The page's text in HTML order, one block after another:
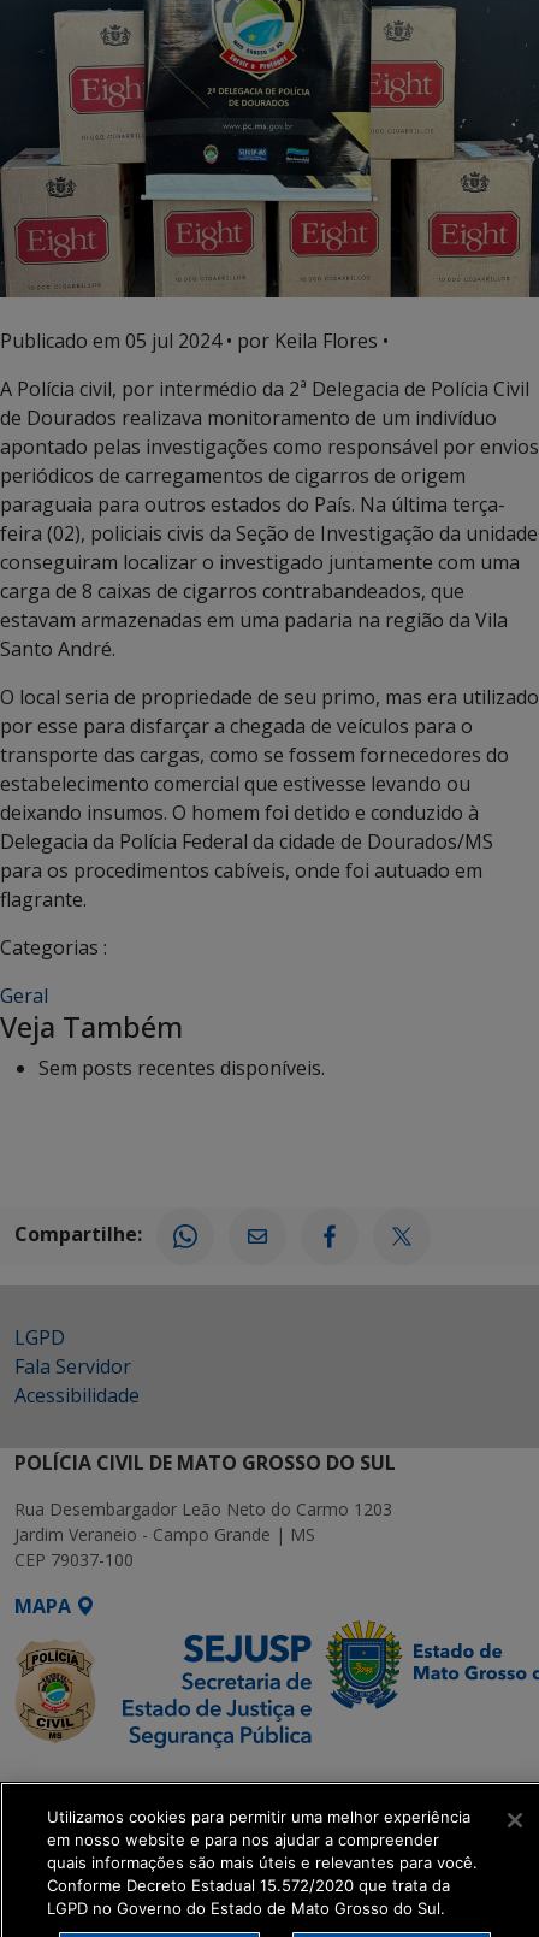
Publicado em 05 jul 2024• por Keila Flores •
A Polícia civil, por intermédio da 2ª Delegacia de Polícia Civil
de Dourados realizava monitoramento de um indivíduo
apontado pelas investigações como responsável por envios
periódicos de carregamentos de cigarros de origem
paraguaia para outros estados do País. Na última terça-
feira (02), policiais civis da Seção de Investigação da unidade
conseguiram localizar o investigado juntamente com uma
carga de 8 caixas de cigarros contrabandeados, que
estavam armazenadas em uma padaria na região da Vila
Santo André.
O local seria de propriedade de seu primo, mas era utilizado
por esse para disfarçar a chegada de veículos para o
transporte das cargas, como se fossem fornecedores do
estabelecimento comercial que estivesse levando ou
deixando insumos. O homem foi detido e conduzido à
Delegacia da Polícia Federal da cidade de Dourados/MS
para os procedimentos cabíveis, onde foi autuado em
flagrante.
Categorias :
Geral
Veja Também
Sem posts recentes disponíveis.
Compartilhe:
LGPD
Fala Servidor
Acessibilidade
POLÍCIA CIVIL DE MATO GROSSO DO SUL
Rua Desembargador Leão Neto do Carmo 1203
Jardim Veraneio - Campo Grande | MS
CEP 79037-100
MAPA
SETDIG | Secretaria-
Executiva de
Transformação Digital
get_footer();
Utilizamos cookies para permitir uma melhor experiência
em nosso website e para nos ajudar a compreender
quais informações são mais úteis e relevantes para você.
Conforme Decreto Estadual 15.572/2020 que trata da
LGPD no Governo do Estado de Mato Grosso do Sul.